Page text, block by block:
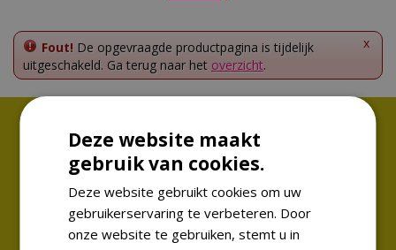
x
Fout! De opgevraagde productpagina is tijdelijk
uitgeschakeld. Ga terug naar het overzicht.
Volg ons!
Altijd op de hoogte van de laatste trends
Deze website maakt
gebruik van cookies.
Deze website gebruikt cookies om uw
gebruikerservaring te verbeteren. Door
onze website te gebruiken, stemt u in